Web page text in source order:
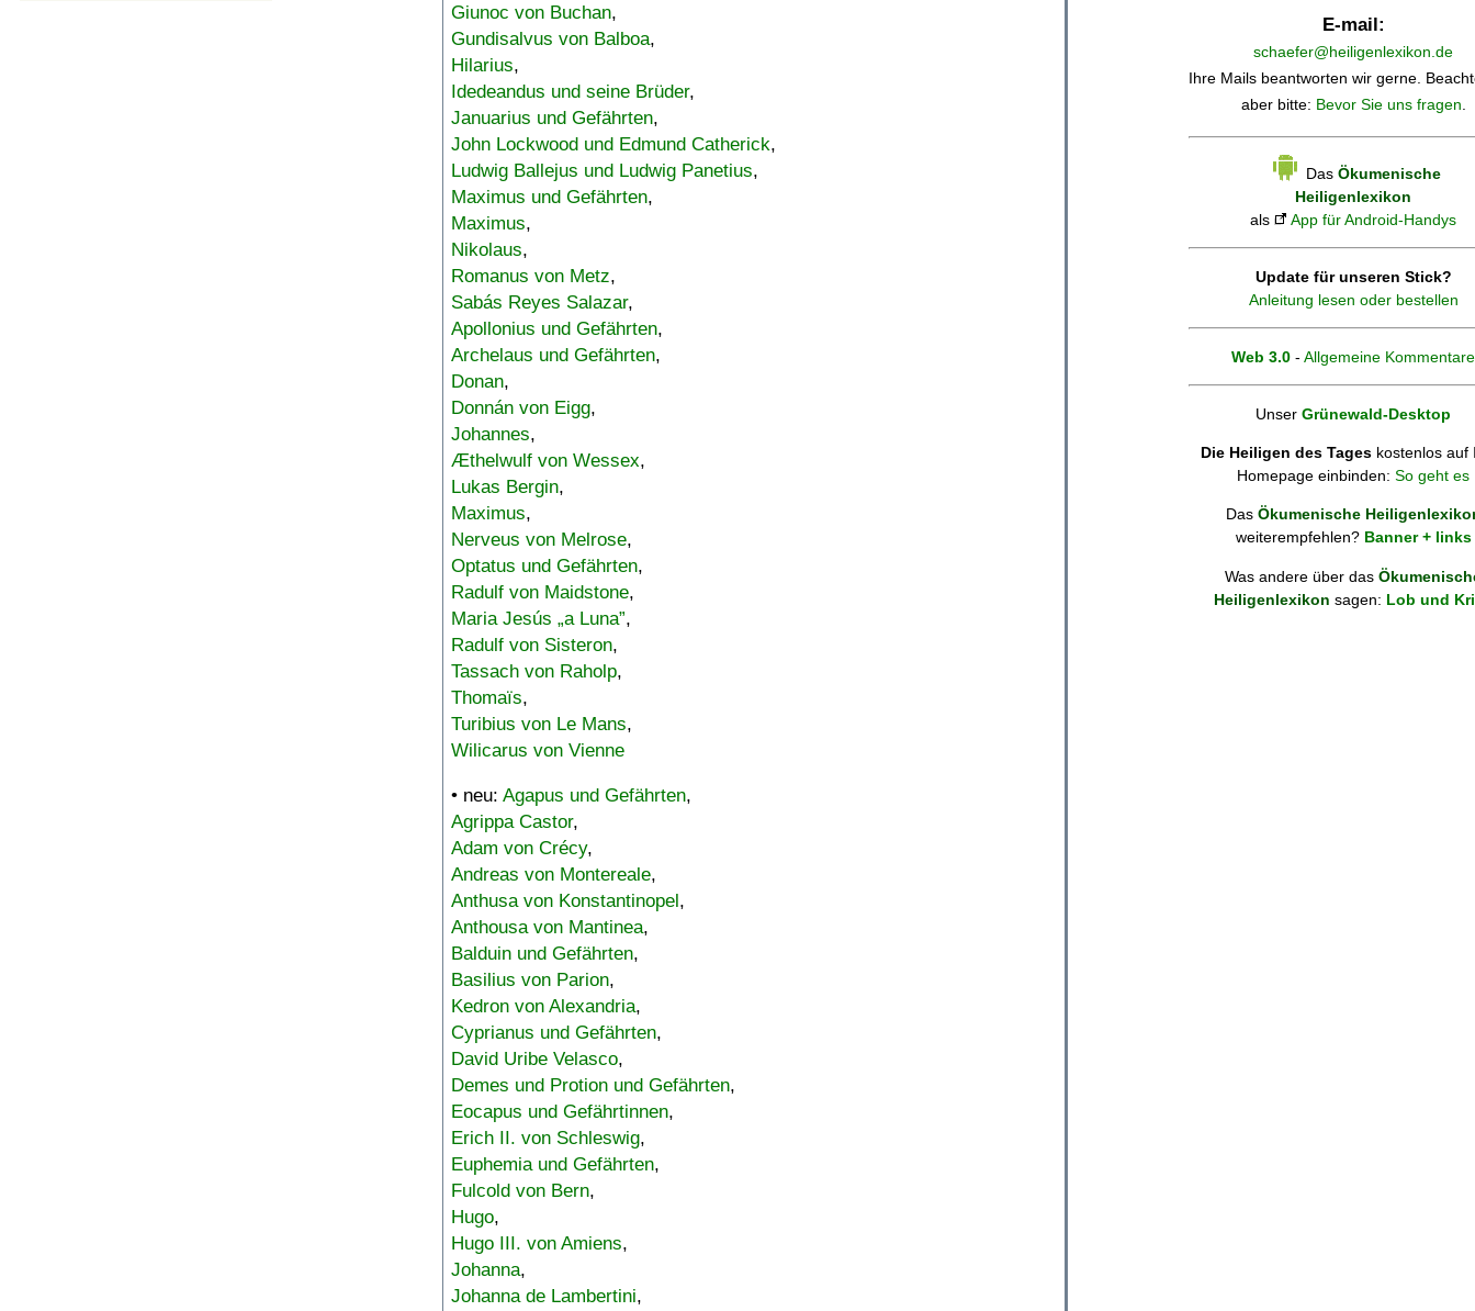
Giunoc von Buchan,
Gundisalvus von Balboa,
Hilarius,
Idedeandus und seine Brüder,
Januarius und Gefährten,
John Lockwood und Edmund Catherick,
Ludwig Ballejus und Ludwig Panetius,
Maximus und Gefährten,
Maximus,
Nikolaus,
Romanus von Metz,
Sabás Reyes Salazar,
Apollonius und Gefährten,
Archelaus und Gefährten,
Donan,
Donnán von Eigg,
Johannes,
Æthelwulf von Wessex,
Lukas Bergin,
Maximus,
Nerveus von Melrose,
Optatus und Gefährten,
Radulf von Maidstone,
Maria Jesús „a Luna”,
Radulf von Sisteron,
Tassach von Raholp,
Thomaïs,
Turibius von Le Mans,
Wilicarus von Vienne
• neu: Agapus und Gefährten,
Agrippa Castor,
Adam von Crécy,
Andreas von Montereale,
Anthusa von Konstantinopel,
Anthousa von Mantinea,
Balduin und Gefährten,
Basilius von Parion,
Kedron von Alexandria,
Cyprianus und Gefährten,
David Uribe Velasco,
Demes und Protion und Gefährten,
Eocapus und Gefährtinnen,
Erich II. von Schleswig,
Euphemia und Gefährten,
Fulcold von Bern,
Hugo,
Hugo III. von Amiens,
Johanna,
Johanna de Lambertini,
E-mail:
schaefer@heiligenlexikon.de
Ihre Mails beantworten wir gerne.
aber bitte: Bevor Sie uns fragen.
Das Ökumenische
Heiligenlexikon
als
App für Android-Handys
Update für unseren Stick?
Anleitung lesen oder bestellen
Web 3.0 - Allgemeine Kommentare
Unser Grünewald-Desktop
Die Heiligen des Tages kostenlos auf
Homepage einbinden: So geht es
Das Ökumenische
weiterempfehlen? Banner + links
Was andere über das
Heiligenlexikon sagen: Lob und